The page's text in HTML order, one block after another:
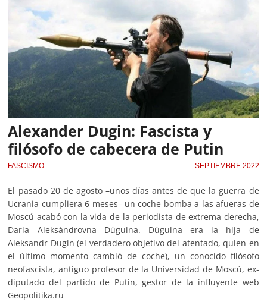
Alexander Dugin: Fascista y
filósofo de cabecera de Putin
FASCISMO SEPTIEMBRE 2022
El pasado 20 de agosto –unos días antes de que la guerra de
Ucrania cumpliera 6 meses– un coche bomba a las afueras de
Moscú acabó con la vida de la periodista de extrema derecha,
Daria Aleksándrovna Dúguina. Dúguina era la hija de
Aleksandr Dugin (el verdadero objetivo del atentado, quien en
el último momento cambió de coche), un conocido filósofo
neofascista, antiguo profesor de la Universidad de Moscú, ex-
diputado del partido de Putin, gestor de la influyente web
Geopolitika.ru